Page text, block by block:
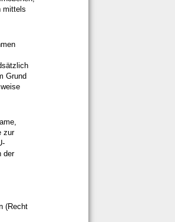
mittels
Grund
zur
der
(Recht